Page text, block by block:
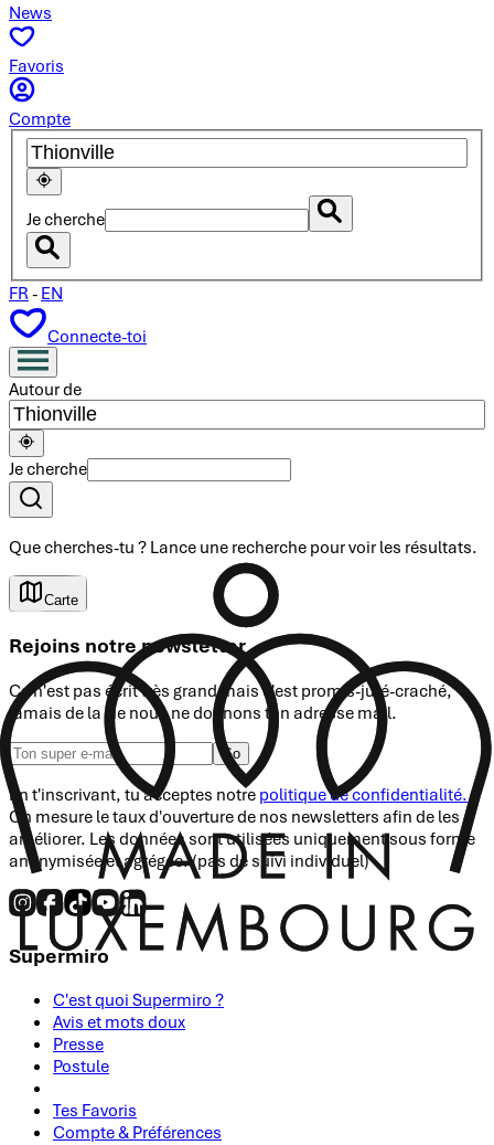
News
Favoris
Compte
Je cherche
FR - EN
Connecte-toi
Autour de
Je cherche
Que cherches-tu ? Lance une recherche pour voir les résultats.
Carte
Rejoins notre newsletter
Ce n'est pas écrit très grand mais c'est promis-juré-craché,
jamais de la vie nous ne donnons ton adresse mail.
Go
En t'inscrivant, tu acceptes notre politique de confidentialité.
On mesure le taux d'ouverture de nos newsletters afin de les
améliorer. Les données sont utilisées uniquement sous forme
anonymisée et agrégée. (pas de suivi individuel)
Supermiro
C'est quoi Supermiro ?
Avis et mots doux
Presse
Postule
Tes Favoris
Compte & Préférences